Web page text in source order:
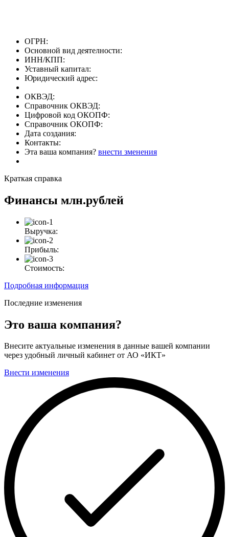
ОГРН:
Основной вид деятелности:
ИНН/КПП:
Уставный капитал:
Юридический адрес:
ОКВЭД:
Справочник ОКВЭД:
Цифровой код ОКОПФ:
Справочник ОКОПФ:
Дата создания:
Контакты:
Эта ваша компания? внести зменения
Краткая справка
Финансы млн.рублей
Выручка:
Прибыль:
Стоимость:
Подробная информация
Последние изменения
Это ваша компания?
Внесите актуальные изменения в данные вашей компании
через удобный личный кабинет от АО «ИКТ»
Внести изменения